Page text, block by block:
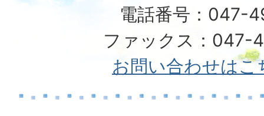
電話番号：047-
ファックス：047-
お問い合わせはこ